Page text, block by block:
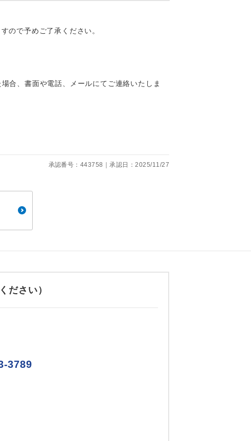
ので予めご了承ください。
合、書面や電話、メールにてご連絡いたしま
承認番号：443758｜承認日：2025/11/27
ださい）
3789
スです。